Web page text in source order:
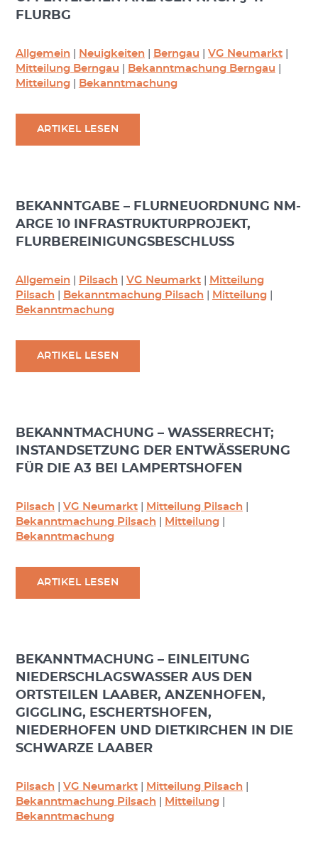
FLURBG
Allgemein Neuigkeiten Berngau VG Neumarkt|
Mitteilung Berngau
Bekanntmachung Berngau
Mitteilung| Bekanntmachung
ARTIKEL LESEN
BEKANNTGABE – FLURNEUORDNUNG NM-
ARGE 10 INFRASTRUKTURPROJEKT,
FLURBEREINIGUNGSBESCHLUSS
Allgemein Pilsach VG Neumarkt|
Mitteilung
Pilsach
Bekanntmachung Pilsach Mitteilung|
Bekanntmachung
ARTIKEL LESEN
BEKANNTMACHUNG – WASSERRECHT;
INSTANDSETZUNG DER ENTWÄSSERUNG
FÜR DIE A3 BEI LAMPERTSHOFEN
Pilsach VG Neumarkt| Mitteilung Pilsach
Bekanntmachung Pilsach
Mitteilung|
Bekanntmachung
ARTIKEL LESEN
BEKANNTMACHUNG – EINLEITUNG
NIEDERSCHLAGSWASSER AUS DEN
ORTSTEILEN LAABER, ANZENHOFEN,
GIGGLING, ESCHERTSHOFEN,
NIEDERHOFEN UND DIETKIRCHEN IN DIE
SCHWARZE LAABER
Pilsach VG Neumarkt| Mitteilung Pilsach
Bekanntmachung Pilsach
Mitteilung|
Bekanntmachung